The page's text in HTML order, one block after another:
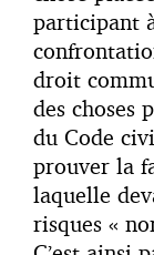
participant
droit
des choses
du Code
prouver la
laquelle
risques «